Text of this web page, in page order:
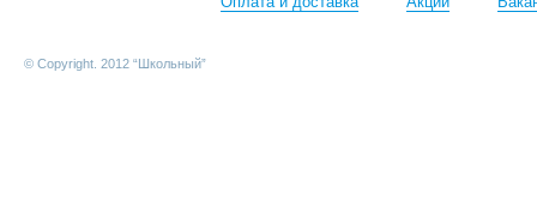
© Copyright. 2012 “Школьный”